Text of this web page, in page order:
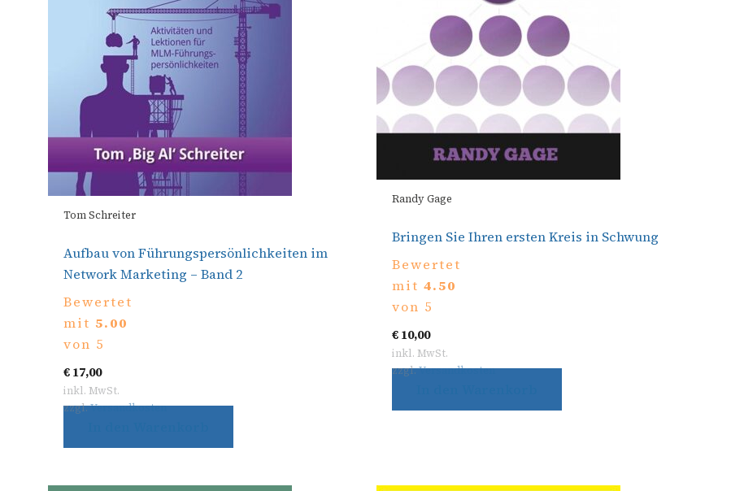
Tom Schreiter
Aufbau von Führungspersönlichkeiten im
Network Marketing – Band 2
Bewertet
mit 5.00
von 5
€ 17,00
inkl. MwSt.
zzgl.Versandkosten
Randy Gage
Bringen Sie Ihren ersten Kreis in Schwung
Bewertet
mit4.50
von 5
€ 10,00
inkl. MwSt.
zzgl.Versandkosten